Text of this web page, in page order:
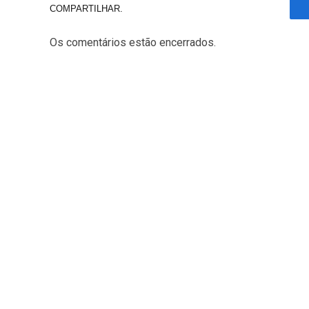
COMPARTILHAR.
Os comentários estão encerrados.